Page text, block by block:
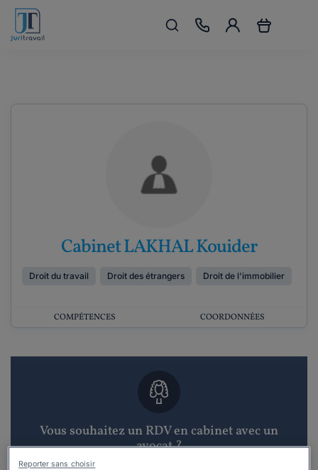
Cabinet LAKHAL Kouider
Droit du travail Droit des étrangers Droit de l'immobilier
COMPÉTENCES COORDONNÉES
Vous souhaitez un RDV en cabinet avec un
avocat ?
Reporter sans choisir